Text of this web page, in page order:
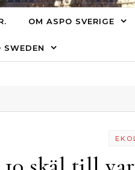
OM ASPO SVERIGE